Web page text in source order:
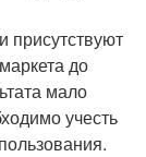
присутствуют
до
мало
учесть